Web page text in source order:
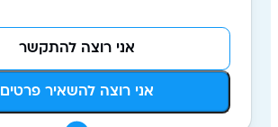
אני רוצה להשאיר פרטים
אני רוצה להתקשר